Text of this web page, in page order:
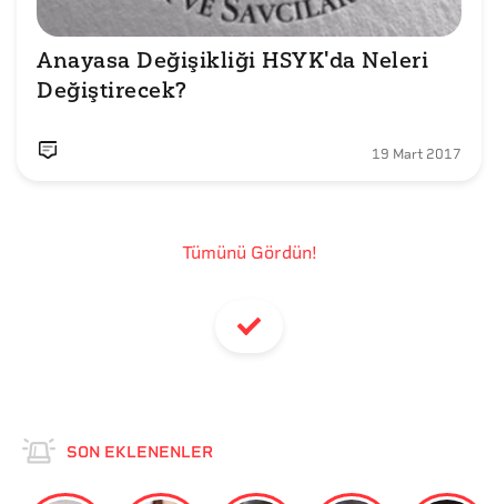
Anayasa Değişikliği HSYK'da Neleri
Değiştirecek?
19 Mart 2017
Tümünü Gördün!
SON EKLENENLER